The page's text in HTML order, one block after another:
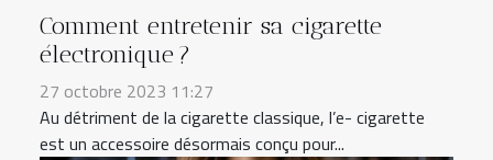
Comment entretenir sa cigarette
électronique ?
27 octobre 2023 11:27
Au détriment de la cigarette classique, l’e- cigarette
est un accessoire désormais conçu pour...